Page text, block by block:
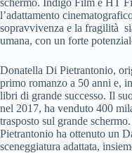
schermo. Indigo Film e HT
l’adattamento
sopravvivenza e la fragilità
umana, con un forte
Donatella Di Pietrantonio,
primo romanzo a 50 anni e,
libri di grande successo. Il
nel 2017, ha venduto 400
trasposto sul grande
Pietrantonio ha ottenuto un
sceneggiatura adattata,